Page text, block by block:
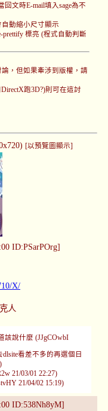
文時E-mail填入sage為不
自動縮小尺寸顯示
prettify 標亮 (程式自動判斷
，但如果牽涉到版權，請
跑3D?)則可在這討
[以預覽圖顯示]
ID:PSarPOrg]
X/
人
說什麼 (JJgCOwbI
看差不多的再選個日
21/03/01 22:27)
21/04/02 15:19)
ID:538Nh8yM]